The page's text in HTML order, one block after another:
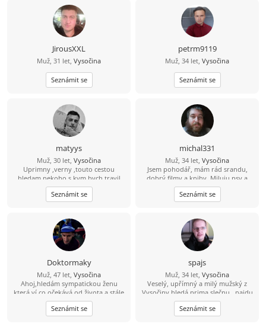
JirousXXL
Muž, 31 let, Vysočina
Seznámit se
petrm9119
Muž, 34 let, Vysočina
Seznámit se
matyys
Muž, 30 let, Vysočina
Uprimny ,verny ,touto cestou
hledam nekoho s kym bych travil
dlouhe chvile zasel ven nebo na
kavu
Seznámit se
michal331
Muž, 34 let, Vysočina
Jsem pohodář, mám rád srandu,
dobrý filmy a knihy. Miluju psy a
cením si upřímnosti, protože
nesnáším lži a přetvářku. Radši
trávím čas s pár opravdovými lidmi
humor i obyčejné chvíle, které mají
něco do sebe.
Seznámit se
Doktormaky
Muž, 47 let, Vysočina
Ahoj,hledám sympatickou ženu
která ví co očekává od života a stále
ještě hledá toho prvého pro
společnou cestu.Jsem optimista a
věřím že někde jsi...
Seznámit se
spajs
Muž, 34 let, Vysočina
Veselý, upřímný a milý mužský z
Vysočiny hledá prima slečnu.. najdu
tě?
Seznámit se